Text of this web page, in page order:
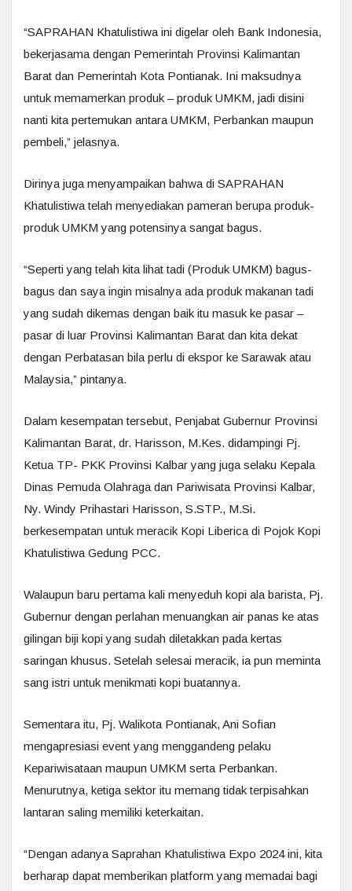
“SAPRAHAN Khatulistiwa ini digelar oleh Bank Indonesia,
bekerjasama dengan Pemerintah Provinsi Kalimantan
Barat dan Pemerintah Kota Pontianak. Ini maksudnya
untuk memamerkan produk – produk UMKM, jadi disini
nanti kita pertemukan antara UMKM, Perbankan maupun
pembeli,” jelasnya.
Dirinya juga menyampaikan bahwa di SAPRAHAN
Khatulistiwa telah menyediakan pameran berupa produk-
produk UMKM yang potensinya sangat bagus.
“Seperti yang telah kita lihat tadi (Produk UMKM) bagus-
bagus dan saya ingin misalnya ada produk makanan tadi
yang sudah dikemas dengan baik itu masuk ke pasar –
pasar di luar Provinsi Kalimantan Barat dan kita dekat
dengan Perbatasan bila perlu di ekspor ke Sarawak atau
Malaysia,” pintanya.
Dalam kesempatan tersebut, Penjabat Gubernur Provinsi
Kalimantan Barat, dr. Harisson, M.Kes. didampingi Pj.
Ketua TP- PKK Provinsi Kalbar yang juga selaku Kepala
Dinas Pemuda Olahraga dan Pariwisata Provinsi Kalbar,
Ny. Windy Prihastari Harisson, S.STP., M.Si.
berkesempatan untuk meracik Kopi Liberica di Pojok Kopi
Khatulistiwa Gedung PCC.
Walaupun baru pertama kali menyeduh kopi ala barista, Pj.
Gubernur dengan perlahan menuangkan air panas ke atas
gilingan biji kopi yang sudah diletakkan pada kertas
saringan khusus. Setelah selesai meracik, ia pun meminta
sang istri untuk menikmati kopi buatannya.
Sementara itu, Pj. Walikota Pontianak, Ani Sofian
mengapresiasi event yang menggandeng pelaku
Kepariwisataan maupun UMKM serta Perbankan.
Menurutnya, ketiga sektor itu memang tidak terpisahkan
lantaran saling memiliki keterkaitan.
“Dengan adanya Saprahan Khatulistiwa Expo 2024 ini, kita
berharap dapat memberikan platform yang memadai bagi